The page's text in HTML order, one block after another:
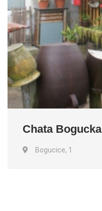
Chata Bogucka
Bogucice, 1